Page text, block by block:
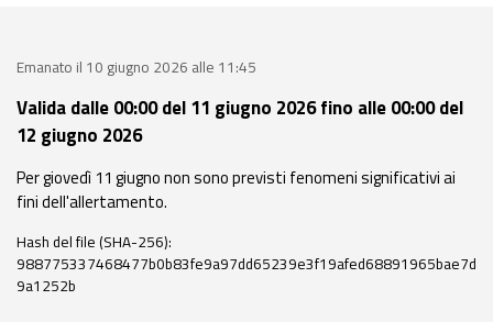
Valanghe
Monitoraggio
eventi
Previsioni e dati
Previsioni meteo e
marine
Emanato il 10 giugno 2026 alle 11:45
Valida dalle 00:00 del 11 giugno 2026 fino alle 00:00 del
12 giugno 2026
Per giovedì 11 giugno non sono previsti fenomeni significativi ai
fini dell'allertamento.
Hash del file (SHA-256):
988775337468477b0b83fe9a97dd65239e3f19afed68891965bae7d
9a1252b